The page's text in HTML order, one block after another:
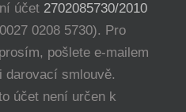
účet 2702085730/2010
0208 5730). Pro
pošlete e-mailem
darovací smlouvě.
účet není určen k